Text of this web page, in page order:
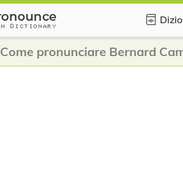
Come pronunciare Bernard